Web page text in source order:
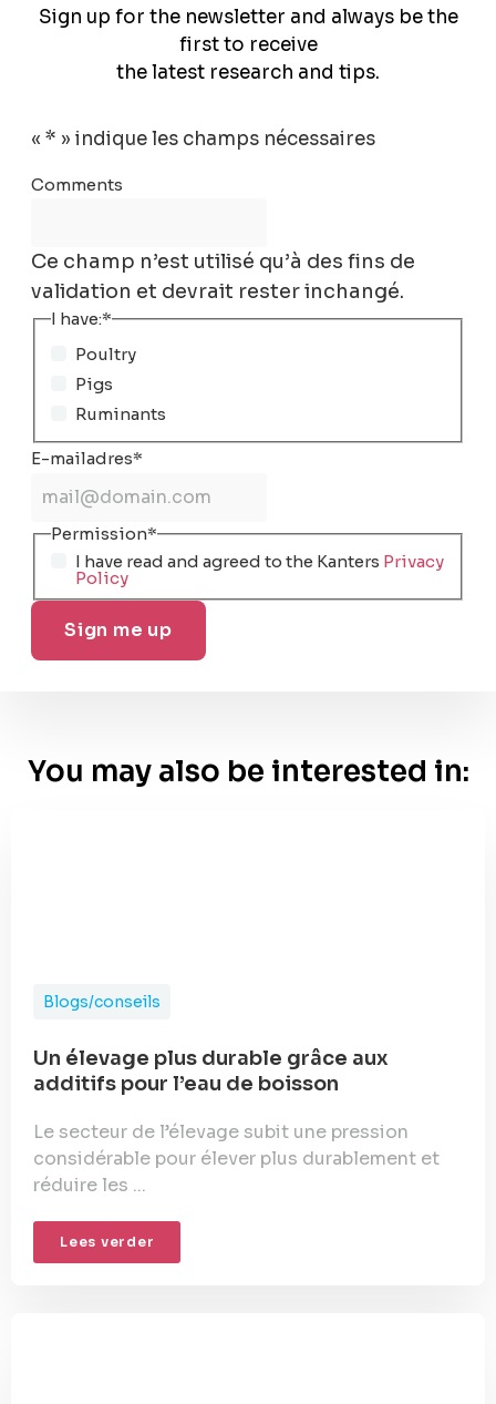
Sign up for the newsletter and always be the
first to receive
the latest research and tips.
« * » indique les champs nécessaires
Comments
Ce champ n’est utilisé qu’à des fins de
validation et devrait rester inchangé.
I have:*
Poultry
Pigs
Ruminants
E-mailadres*
Permission*
I have read and agreed to the Kanters Privacy
Policy
You may also be interested in:
Blogs/conseils
Un élevage plus durable grâce aux
additifs pour l’eau de boisson
Le secteur de l’élevage subit une pression
considérable pour élever plus durablement et
réduire les ...
Lees verder